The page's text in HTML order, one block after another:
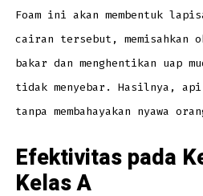
Foam ini akan membentuk
cairan tersebut, memisahkan
bakar dan menghentikan uap
tidak menyebar. Hasilnya,
tanpa membahayakan nyawa
Efektivitas pada
Kelas A